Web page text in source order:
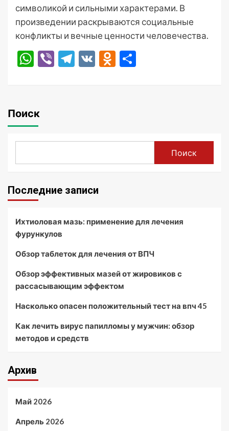
символикой и сильными характерами. В
произведении раскрываются социальные
конфликты и вечные ценности человечества.
WhatsApp
ViberTelegram
VK Odnoklassniki
Поиск
Поиск
Последние записи
Ихтиоловая мазь: применение для лечения
фурункулов
Обзор таблеток для лечения от ВПЧ
Обзор эффективных мазей от жировиков с
рассасывающим эффектом
Насколько опасен положительный тест на впч 45
Как лечить вирус папилломы у мужчин: обзор
методов и средств
Архив
Май 2026
Апрель 2026